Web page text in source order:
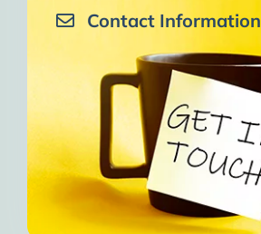
Contact Information